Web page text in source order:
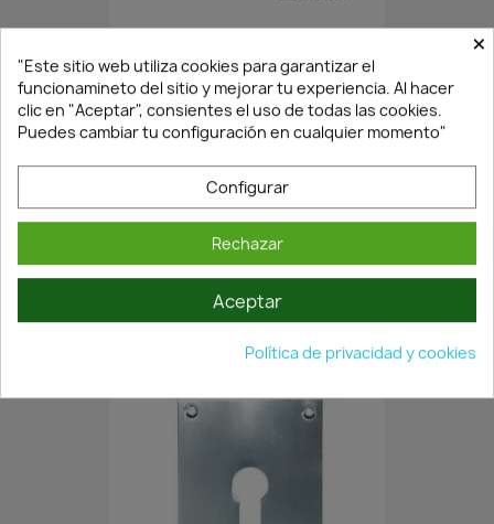
¡Últimas Unidades!
JUEGO BOCALLAVE YALE OBLIQ...
12,93 €9,05 €
×
"Este sitio web utiliza cookies para garantizar el
funcionamineto del sitio y mejorar tu experiencia. Al hacer
clic en "Aceptar", consientes el uso de todas las cookies.
Puedes cambiar tu configuración en cualquier momento"
Configurar
Rechazar
Aceptar
Política de privacidad y cookies